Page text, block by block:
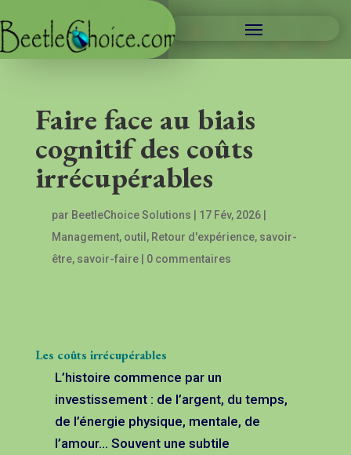
Faire face au biais
cognitif des coûts
irrécupérables
par BeetleChoice Solutions | 17 Fév, 2026|
Management, outil, Retour d'expérience, savoir-
être, savoir-faire| 0 commentaires
Les coûts irrécupérables
L’histoire commence par un
investissement : de l’argent, du temps,
de l’énergie physique, mentale, de
l’amour… Souvent une subtile